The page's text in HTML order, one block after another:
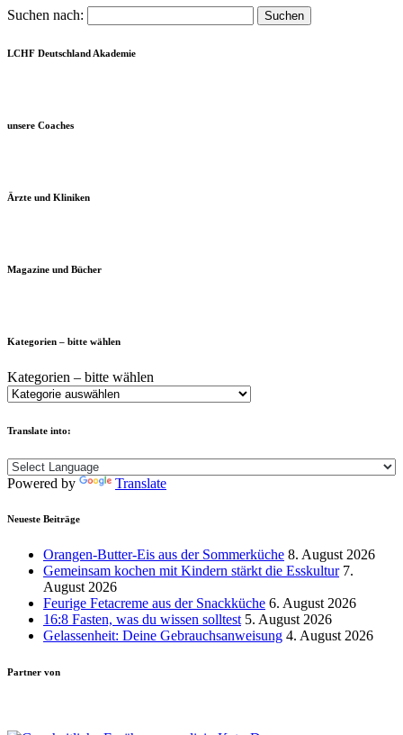
Suchen nach:
LCHF Deutschland Akademie
unsere Coaches
Ärzte und Kliniken
Magazine und Bücher
Kategorien – bitte wählen
Kategorien – bitte wählen
Translate into:
Powered by Translate
Neueste Beiträge
Orangen-Butter-Eis aus der Sommerküche 8. August 2026
Gemeinsam kochen mit Kindern stärkt die Esskultur 7.
August 2026
Feurige Fetacreme aus der Snackküche 6. August 2026
16:8 Fasten, was du wissen solltest 5. August 2026
Gelassenheit: Deine Gebrauchsanweisung 4. August 2026
Partner von